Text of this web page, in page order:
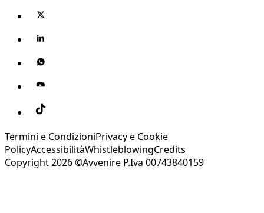
Termini e CondizioniPrivacy e Cookie
PolicyAccessibilitàWhistleblowingCredits
Copyright 2026 ©Avvenire P.Iva 00743840159